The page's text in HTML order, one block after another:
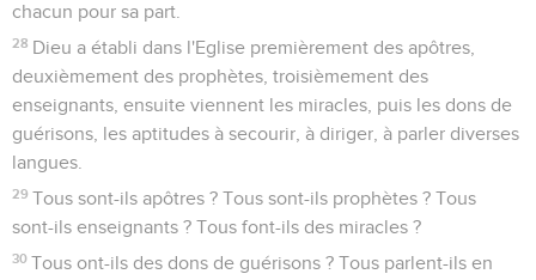
chacun pour sa part.
28 Dieu a établi dans l'Eglise premièrement des apôtres,
deuxièmement des prophètes, troisièmement des
enseignants, ensuite viennent les miracles, puis les dons de
guérisons, les aptitudes à secourir, à diriger, à parler diverses
langues.
29 Tous sont-ils apôtres ? Tous sont-ils prophètes ? Tous
sont-ils enseignants ? Tous font-ils des miracles ?
30 Tous ont-ils des dons de guérisons ? Tous parlent-ils en